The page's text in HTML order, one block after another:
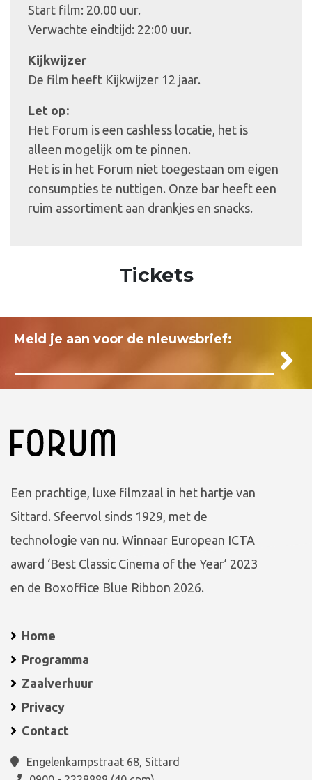
Start film: 20.00 uur.
Verwachte eindtijd: 22:00 uur.
Kijkwijzer
De film heeft Kijkwijzer 12 jaar.
Let op:
Het Forum is een cashless locatie, het is
alleen mogelijk om te pinnen.
Het is in het Forum niet toegestaan om eigen
consumpties te nuttigen. Onze bar heeft een
ruim assortiment aan drankjes en snacks.
Tickets
Meld je aan voor de nieuwsbrief:
Een prachtige, luxe filmzaal in het hartje van
Sittard. Sfeervol sinds 1929, met de
technologie van nu. Winnaar European ICTA
award ‘Best Classic Cinema of the Year’ 2023
en de Boxoffice Blue Ribbon 2026.
Home
Programma
Zaalverhuur
Privacy
Contact
Engelenkampstraat 68, Sittard